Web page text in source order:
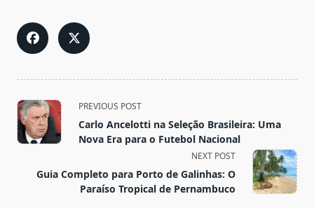
<span
class="nav-
subtitle
reader-
text">Page</span>
PREVIOUS POST
Carlo Ancelotti na Seleção Brasileira: Uma
Nova Era para o Futebol Nacional
NEXT POST
Guia Completo para Porto de Galinhas: O
Paraíso Tropical de Pernambuco